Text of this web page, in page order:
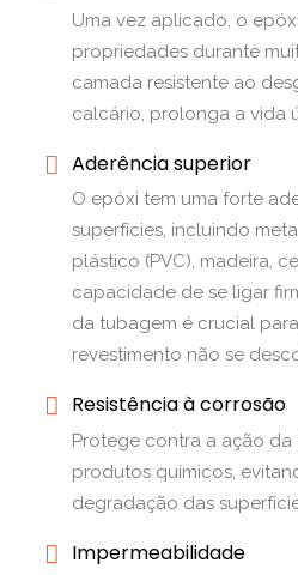
Uma vez aplicado, o
propriedades durante
camada resistente ao
calcário, prolonga a vida
Aderência superior
O epóxi tem uma forte
superfícies, incluindo
plástico (PVC), madeira,
capacidade de se ligar
da tubagem é crucial
revestimento não se
Resistência à corrosão
Protege contra a ação da
produtos químicos,
degradação das
Impermeabilidade